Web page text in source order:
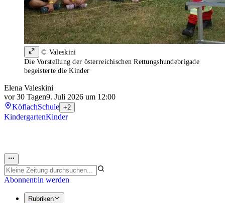
© Valeskini
Die Vorstellung der österreichischen Rettungshundebrigade
begeisterte die Kinder
Elena Valeskini
vor 30 Tagen9. Juli 2026 um 12:00
KöflachSchule +2
KindergartenKinder
Abonnent:in werden
Rubriken